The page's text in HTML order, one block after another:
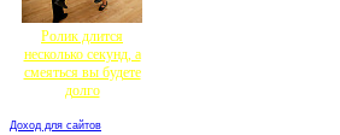
Ролик длится
несколько секунд, а
смеяться вы будете
долго
Доход для сайтов